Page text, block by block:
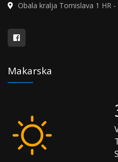
Obala kralja Tomislava 1 HR
Makarska